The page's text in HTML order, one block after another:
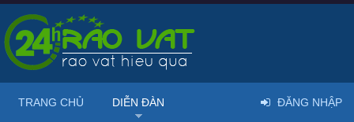
TRANG CHỦ DIỄN ĐÀN ĐĂNG NHẬP